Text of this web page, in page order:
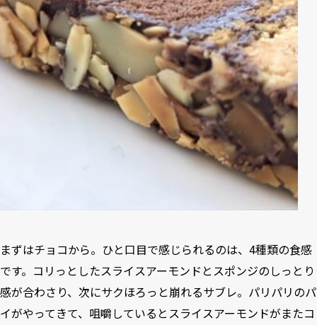
まずはチョコから。ひと口目で感じられるのは、4種類の食感
です。コリっとしたスライスアーモンドとスポンジのしっとり
感が合わさり、次にサクほろっと崩れるサブレ。パリパリのパ
イがやってきて、咀嚼しているとスライスアーモンドがまたコ